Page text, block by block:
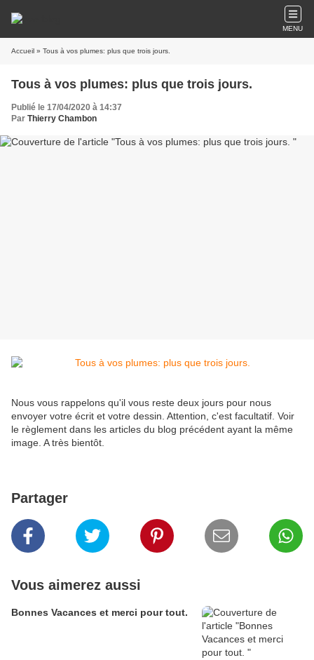
MENU
Accueil » Tous à vos plumes: plus que trois jours.
Tous à vos plumes: plus que trois jours.
Publié le 17/04/2020 à 14:37
Par Thierry Chambon
Nous vous rappelons qu'il vous reste deux jours pour nous
envoyer votre écrit et votre dessin. Attention, c'est facultatif. Voir
le règlement dans les articles du blog précédent ayant la même
image. A très bientôt.
Partager
Vous aimerez aussi
Bonnes Vacances et merci pour tout.